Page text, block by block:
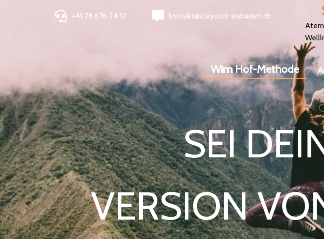
+41 78 676 24 12 kontakt@staycool-eisbaden.ch
Wim Hof-Methode
SEI
VERSION